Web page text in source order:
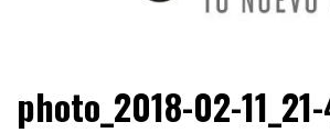
Comunidad Ñamera
photo_2018-02-